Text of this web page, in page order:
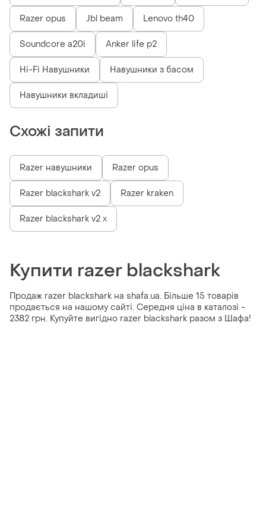
Razer opus Jbl beam Lenovo th40
Soundcore a20i Anker life p2
Hi-Fi Навушники Навушники з басом
Навушники вкладиші
Схожі запити
Razer навушники Razer opus
Razer blackshark v2 Razer kraken
Razer blackshark v2 x
Купити razer blackshark
Продаж razer blackshark на shafa.ua. Більше 15 товарів
продається на нашому сайті. Середня ціна в каталозі -
2382 грн. Купуйте вигідно razer blackshark разом з Шафа!